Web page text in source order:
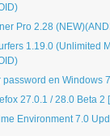
Pro 2.28
1.19.0 (Unlimited
password en Windows 7
27.0.1 / 28.0 Beta 2
Environment 7.0